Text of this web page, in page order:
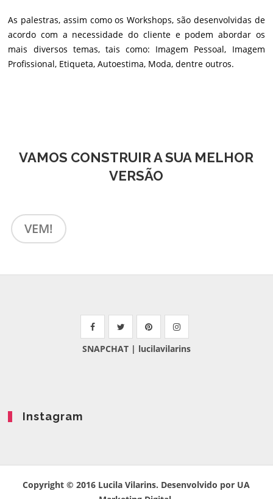
As palestras, assim como os Workshops, são desenvolvidas de
acordo com a necessidade do cliente e podem abordar os
mais diversos temas, tais como: Imagem Pessoal, Imagem
Profissional, Etiqueta, Autoestima, Moda, dentre outros.
VAMOS CONSTRUIR A SUA MELHOR
VERSÃO
VEM!
SNAPCHAT| lucilavilarins
Instagram
Copyright © 2016 Lucila Vilarins. Desenvolvido por UA